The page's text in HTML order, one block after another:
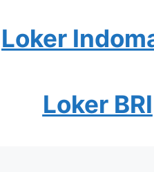
Loker
Loker BRI